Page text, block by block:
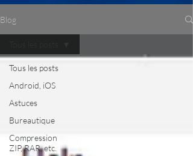
Blog
Tous les posts
Android, iOS
Astuces
Bureautique
Compression
ZIP, RAR, etc.